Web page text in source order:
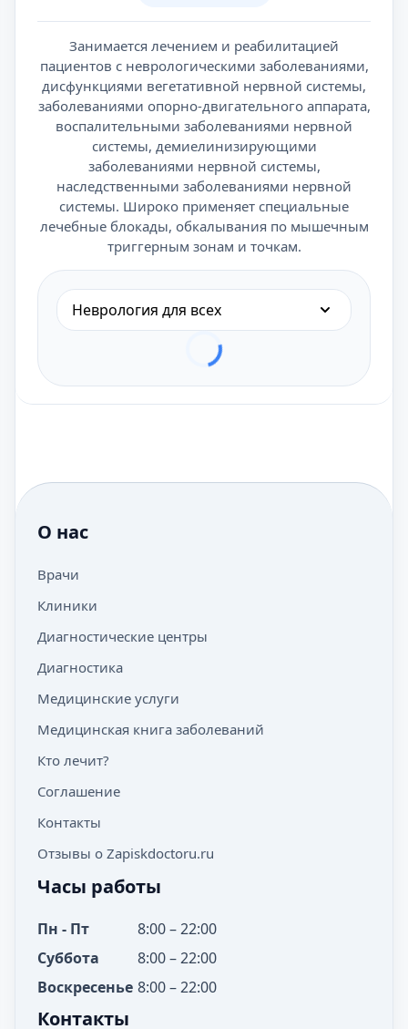
Занимается лечением и реабилитацией
пациентов с неврологическими заболеваниями,
дисфункциями вегетативной нервной системы,
заболеваниями опорно-двигательного аппарата,
воспалительными заболеваниями нервной
системы, демиелинизирующими
заболеваниями нервной системы,
наследственными заболеваниями нервной
системы. Широко применяет специальные
лечебные блокады, обкалывания по мышечным
триггерным зонам и точкам.
Неврология для всех
О нас
Врачи
Клиники
Диагностические центры
Диагностика
Медицинские услуги
Медицинская книга заболеваний
Кто лечит?
Соглашение
Контакты
Отзывы о Zapiskdoctoru.ru
Часы работы
Пн - Пт
8:00 – 22:00
Суббота
8:00 – 22:00
Воскресенье 8:00 – 22:00
Контакты